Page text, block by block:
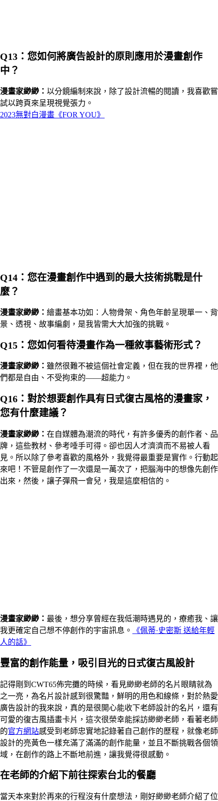
Q13：您如何將廣告設計的原則應用於漫畫創作
中？
漫畫家緲緲 ： 以分鏡編制來說，除了設計流暢的閱讀，我喜歡嘗
試以跨頁來呈現視覺張力。
2023無對白漫畫《FOR YOU》
Q14：您在漫畫創作中遇到的最大技術挑戰是什
麼？
漫畫家緲緲 ： 繪畫基本功如：人物骨架、角色年齡呈現單一、背
景、透視、故事編劇，是我皆需大大加強的挑戰。
Q15：您如何看待漫畫作為一種敘事藝術形式？
漫畫家緲緲 ： 雖然很難不被這個社會定義，但在我的世界裡，他
們都是自由、不受拘束的——超能力。
Q16：對於想要創作具有日式復古風格的漫畫家，
您有什麼建議？
漫畫家緲緲 ： 在自媒體為潮流的時代，有許多優秀的創作者、品
牌，這些教材、參考唾手可得。卻也因人才濟濟而不易被人看
見。所以除了參考喜歡的風格外，我覺得最重要是實作。行動起
來吧！不管是創作了一次還是一萬次了，把腦海中的想像先創作
出來，然後，讓子彈飛一會兒，我是這麼相信的。
漫畫家緲緲 ： 最後，想分享曾經在我低潮時遇見的，療癒我、讓
我更確定自己想不停創作的宇宙訊息。
《佩蒂·史密斯 送給年輕
人的話》
豐富的創作能量，吸引目光的日式復古風設計
記得剛到CWT65佈完攤的時候，看見緲緲老師的名片眼睛就為
之一亮，為名片設計感到很驚豔，鮮明的用色和線條，對於熱愛
廣告設計的我來說，真的是很開心能收下老師設計的名片，還有
可愛的復古風插畫卡片，這次很榮幸能採訪緲緲老師，看著老師
的官方網站感受到老師忠實地記錄著自己創作的歷程，就像老師
設計的亮黃色一樣充滿了滿滿的創作能量，並且不斷挑戰各個領
域，在創作的路上不斷地前進，讓我覺得很感動。
在老師的介紹下前往探索台北的餐廳
當天本來對於再來的行程沒有什麼想法，剛好緲緲老師介紹了位